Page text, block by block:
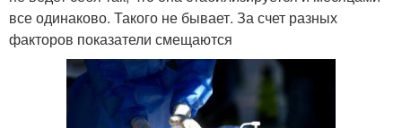
все одинаково. Такого не бывает. За счет разных
факторов показатели смещаются